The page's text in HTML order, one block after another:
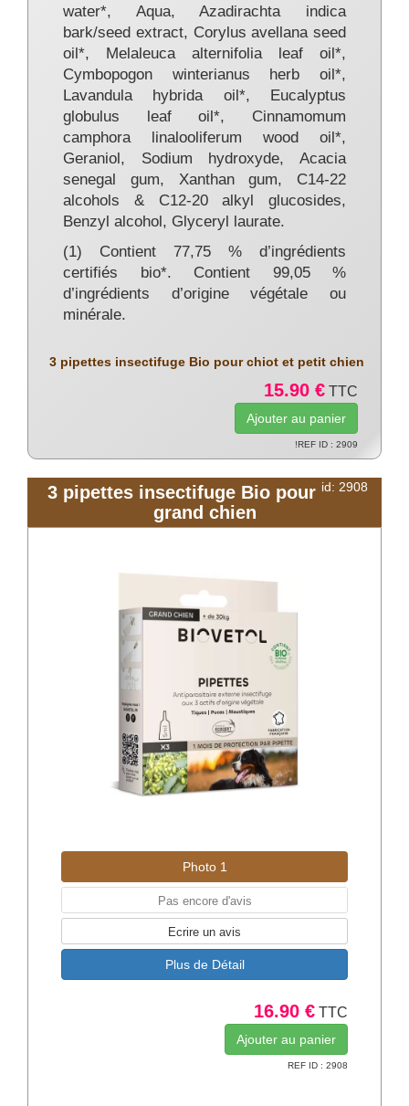
water*, Aqua, Azadirachta indica
bark/seed extract, Corylus avellana seed
oil*, Melaleuca alternifolia leaf oil*,
Cymbopogon winterianus herb oil*,
Lavandula hybrida oil*, Eucalyptus
globulus leaf oil*, Cinnamomum
camphora linalooliferum wood oil*,
Geraniol, Sodium hydroxyde, Acacia
senegal gum, Xanthan gum, C14-22
alcohols & C12-20 alkyl glucosides,
Benzyl alcohol, Glyceryl laurate.
(1) Contient 77,75 % d’ingrédients
certifiés bio*. Contient 99,05 %
d’ingrédients d’origine végétale ou
minérale.
3 pipettes insectifuge Bio pour chiot et petit chien
15.90 € TTC
!REF ID : 2909
id: 2908
3 pipettes insectifuge Bio pour
grand chien
Photo 1
Pas encore d'avis
Ecrire un avis
Plus de Détail
16.90 € TTC
REF ID : 2908